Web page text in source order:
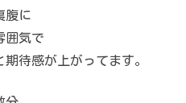
腹に
囲気で
待感が上がってます。